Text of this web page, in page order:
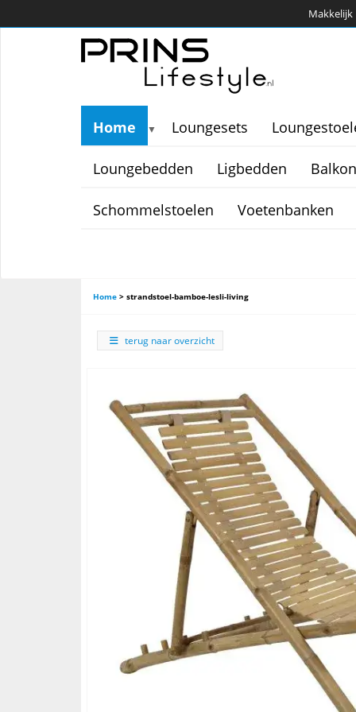
Makkelijk
Home ▼ Loungesets
Loungebedden Ligbedden
Schommelstoelen Voetenbanken
Home > strandstoel-bamboe-lesli-living
terug naar overzicht